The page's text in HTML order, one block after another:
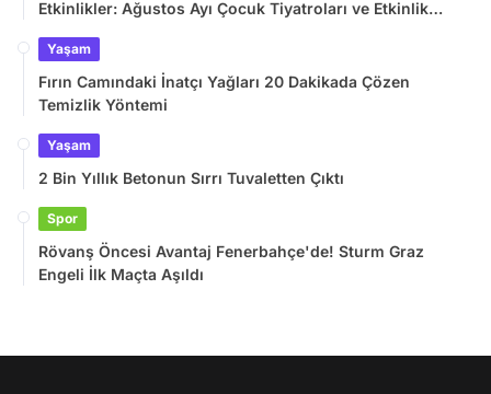
Etkinlikler: Ağustos Ayı Çocuk Tiyatroları ve Etkinlik
Yaşam
Fırın Camındaki İnatçı Yağları 20 Dakikada Çözen
Temizlik Yöntemi
Yaşam
2 Bin Yıllık Betonun Sırrı Tuvaletten Çıktı
Spor
Rövanş Öncesi Avantaj Fenerbahçe'de! Sturm Graz
Engeli İlk Maçta Aşıldı